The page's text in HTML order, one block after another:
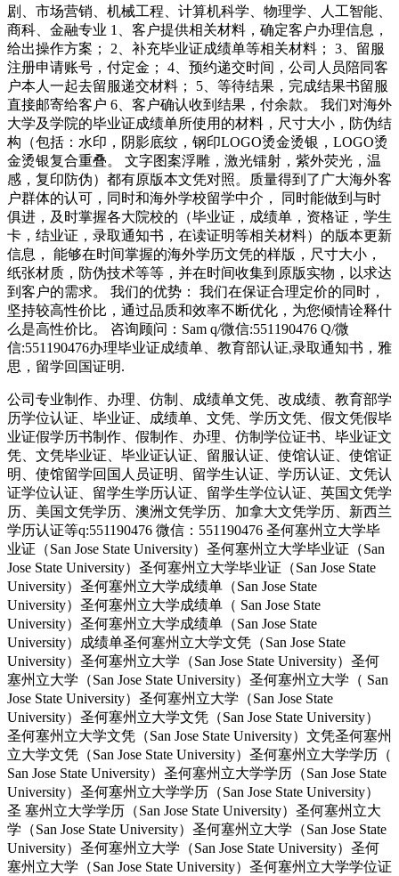
剧、市场营销、机械工程、计算机科学、物理学、人工智能、
商科、金融专业 1、客户提供相关材料，确定客户办理信息，
给出操作方案； 2、补充毕业证成绩单等相关材料； 3、留服
注册申请账号，付定金； 4、预约递交时间，公司人员陪同客
户本人一起去留服递交材料； 5、等待结果，完成结果书留服
直接邮寄给客户 6、客户确认收到结果，付余款。 我们对海外
大学及学院的毕业证成绩单所使用的材料，尺寸大小，防伪结
构（包括：水印，阴影底纹，钢印LOGO烫金烫银，LOGO烫
金烫银复合重叠。 文字图案浮雕，激光镭射，紫外荧光，温
感，复印防伪）都有原版本文凭对照。质量得到了广大海外客
户群体的认可，同时和海外学校留学中介， 同时能做到与时
俱进，及时掌握各大院校的（毕业证，成绩单，资格证，学生
卡，结业证，录取通知书，在读证明等相关材料）的版本更新
信息， 能够在时间掌握的海外学历文凭的样版，尺寸大小，
纸张材质，防伪技术等等，并在时间收集到原版实物，以求达
到客户的需求。 我们的优势： 我们在保证合理定价的同时，
坚持较高性价比，通过品质和效率不断优化，为您倾情诠释什
么是高性价比。 咨询顾问：Sam q/微信:551190476 Q/微
信:551190476办理毕业证成绩单、教育部认证,录取通知书，雅
思，留学回国证明.
公司专业制作、办理、仿制、成绩单文凭、改成绩、教育部学
历学位认证、毕业证、成绩单、文凭、学历文凭、假文凭假毕
业证假学历书制作、假制作、办理、仿制学位证书、毕业证文
凭、文凭毕业证、毕业证认证、留服认证、使馆认证、使馆证
明、使馆留学回国人员证明、留学生认证、学历认证、文凭认
证学位认证、留学生学历认证、留学生学位认证、英国文凭学
历、美国文凭学历、澳洲文凭学历、加拿大文凭学历、新西兰
学历认证等q:551190476 微信：551190476 圣何塞州立大学毕
业证（San Jose State University）圣何塞州立大学毕业证（San
Jose State University）圣何塞州立大学毕业证（San Jose State
University）圣何塞州立大学成绩单（San Jose State
University）圣何塞州立大学成绩单（ San Jose State
University）圣何塞州立大学成绩单（San Jose State
University）成绩单圣何塞州立大学文凭（San Jose State
University）圣何塞州立大学（San Jose State University）圣何
塞州立大学（San Jose State University）圣何塞州立大学（ San
Jose State University）圣何塞州立大学（San Jose State
University）圣何塞州立大学文凭（San Jose State University）
圣何塞州立大学文凭（San Jose State University）文凭圣何塞州
立大学文凭（San Jose State University）圣何塞州立大学学历（
San Jose State University）圣何塞州立大学学历（San Jose State
University）圣何塞州立大学学历（San Jose State University）
圣 塞州立大学学历（San Jose State University）圣何塞州立大
学（San Jose State University）圣何塞州立大学（San Jose State
University）圣何塞州立大学（San Jose State University）圣何
塞州立大学（San Jose State University）圣何塞州立大学学位证